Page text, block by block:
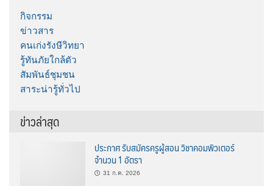
กิจกรรม
ข่าวสาร
คนเก่งรังษีวิทยา
รู้ทันภัยใกล้ตัว
สัมพันธ์ชุมชน
สาระน่ารู้ทั่วไป
ข่าวล่าสุด
ประกาศ รับสมัครครูผู้สอน วิชาคอมพิวเตอร์
จำนวน 1 อัตรา
31 ก.ค. 2026